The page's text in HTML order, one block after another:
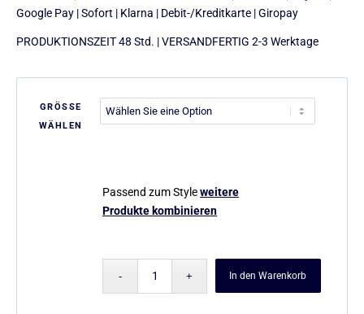
Google Pay | Sofort | Klarna | Debit-/Kreditkarte | Giropay
PRODUKTIONSZEIT 48 Std. | VERSANDFERTIG 2-3 Werktage
GRÖSSE
WÄHLEN
Passend zum Styleweitere
Produkte kombinieren
In den Warenkorb